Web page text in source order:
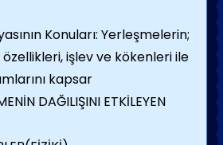
Konuları: Yerleşmelerin;
özellikleri, işlev ve kökenleri ile
kapsar
DAĞILIŞINI ETKİLEYEN